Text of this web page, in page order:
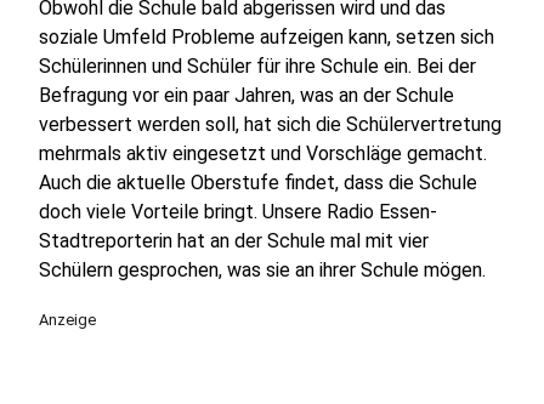
Obwohl die Schule bald abgerissen wird und das
soziale Umfeld Probleme aufzeigen kann, setzen sich
Schülerinnen und Schüler für ihre Schule ein. Bei der
Befragung vor ein paar Jahren, was an der Schule
verbessert werden soll, hat sich die Schülervertretung
mehrmals aktiv eingesetzt und Vorschläge gemacht.
Auch die aktuelle Oberstufe findet, dass die Schule
doch viele Vorteile bringt. Unsere Radio Essen-
Stadtreporterin hat an der Schule mal mit vier
Schülern gesprochen, was sie an ihrer Schule mögen.
Anzeige